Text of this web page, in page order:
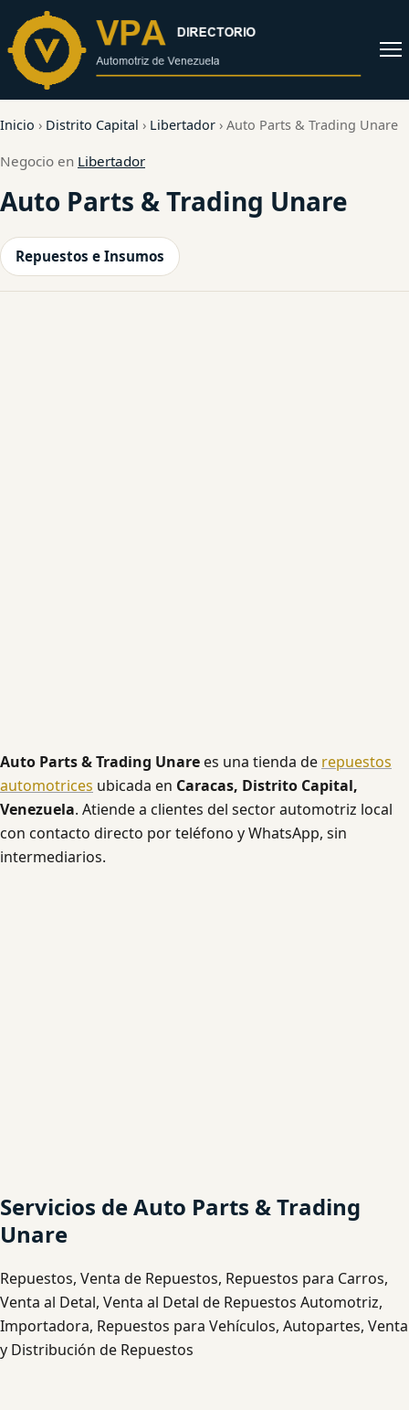
contenido
Abrir
Inicio › Distrito Capital › Libertador › Auto Parts & Trading Unare
Negocio en Libertador
Auto Parts & Trading Unare
Repuestos e Insumos
Auto Parts & Trading Unarees una tienda de repuestos
automotrices ubicada en Caracas, Distrito Capital,
Venezuela. Atiende a clientes del sector automotriz local
con contacto directo por teléfono y WhatsApp, sin
intermediarios.
Servicios de Auto Parts & Trading
Unare
Repuestos, Venta de Repuestos, Repuestos para Carros,
Venta al Detal, Venta al Detal de Repuestos Automotriz,
Importadora, Repuestos para Vehículos, Autopartes, Venta
y Distribución de Repuestos